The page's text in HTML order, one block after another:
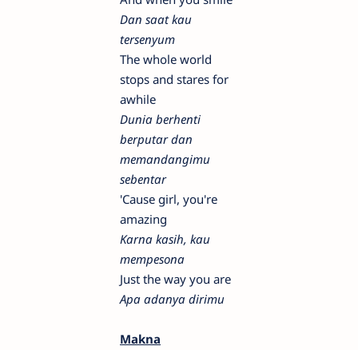
Dan saat kau
tersenyum
The whole world
stops and stares for
awhile
Dunia berhenti
berputar dan
memandangimu
sebentar
'Cause girl, you're
amazing
Karna kasih, kau
mempesona
Just the way you are
Apa adanya dirimu
Makna